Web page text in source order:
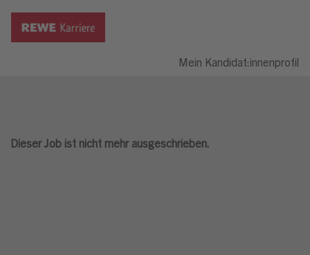
Mein Kandidat:innenprofil
Dieser Job ist nicht mehr ausgeschrieben.